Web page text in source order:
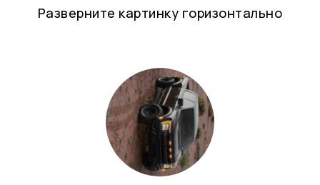
Разверните картинку горизонтально